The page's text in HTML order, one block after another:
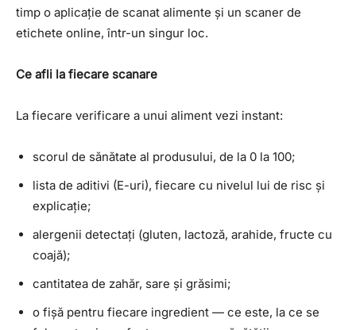
timp o aplicație de scanat alimente și un scaner de
etichete online, într-un singur loc.
Ce afli la fiecare scanare
La fiecare verificare a unui aliment vezi instant:
scorul de sănătate al produsului, de la 0 la 100;
lista de aditivi (E-uri), fiecare cu nivelul lui de risc și
explicație;
alergenii detectați (gluten, lactoză, arahide, fructe cu
coajă);
cantitatea de zahăr, sare și grăsimi;
o fișă pentru fiecare ingredient — ce este, la ce se